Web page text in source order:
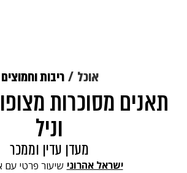
אוכל ריבות וחמוצים
תאנים מסוכרות
וניל
מעדן עדין וממכר
ישראל אהרוני שיעור פרטי עם